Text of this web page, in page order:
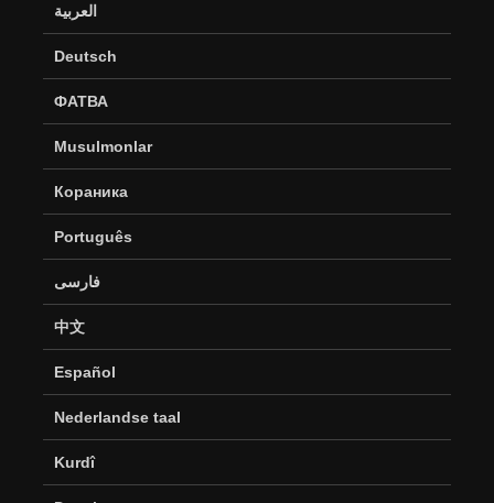
العربية
Deutsch
ФАТВА
Musulmonlar
Кораника
Português
فارسی
中文
Español
Nederlandse taal
Kurdî